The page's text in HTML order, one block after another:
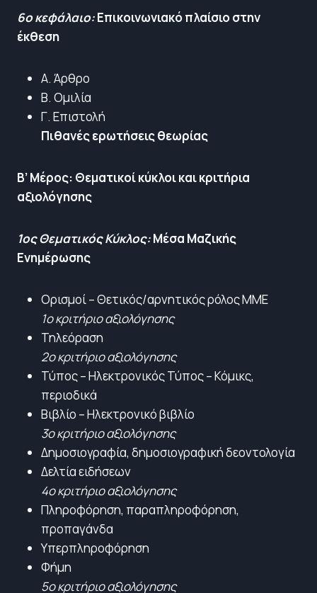
6ο κεφάλαιο:Επικοινωνιακό πλαίσιο στην
έκθεση
Α. Άρθρο
Β. Ομιλία
Γ. Επιστολή
Πιθανές ερωτήσεις θεωρίας
Β’ Μέρος: Θεματικοί κύκλοι και κριτήρια
αξιολόγησης
1ος Θεματικός Κύκλος:Μέσα Μαζικής
Ενημέρωσης
Ορισμοί – Θετικός/αρνητικός ρόλος ΜΜΕ
1ο κριτήριο αξιολόγησης
Τηλεόραση
2ο κριτήριο αξιολόγησης
Τύπος – Ηλεκτρονικός Τύπος – Κόμικς,
περιοδικά
Βιβλίο – Ηλεκτρονικό βιβλίο
3ο κριτήριο αξιολόγησης
Δημοσιογραφία, δημοσιογραφική δεοντολογία
Δελτία ειδήσεων
4ο κριτήριο αξιολόγησης
Πληροφόρηση, παραπληροφόρηση,
προπαγάνδα
Υπερπληροφόρηση
Φήμη
5ο κριτήριο αξιολόγησης